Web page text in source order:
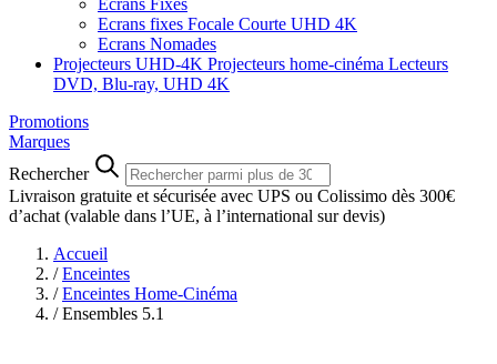
Ecrans Fixes
Ecrans fixes Focale Courte UHD 4K
Ecrans Nomades
Projecteurs UHD-4K Projecteurs home-cinéma Lecteurs
DVD, Blu-ray, UHD 4K
Promotions
Marques
Rechercher
Livraison gratuite et sécurisée avec UPS ou Colissimo dès 300€
d’achat (valable dans l’UE, à l’international sur devis)
Accueil
/ Enceintes
/ Enceintes Home-Cinéma
/ Ensembles 5.1